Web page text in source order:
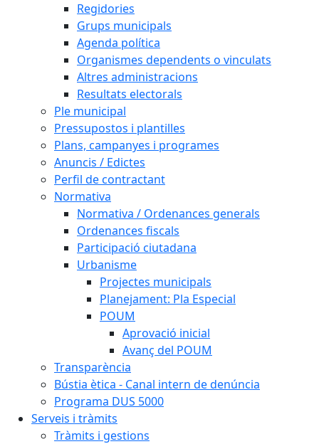
Regidories
Grups municipals
Agenda política
Organismes dependents o vinculats
Altres administracions
Resultats electorals
Ple municipal
Pressupostos i plantilles
Plans, campanyes i programes
Anuncis / Edictes
Perfil de contractant
Normativa
Normativa / Ordenances generals
Ordenances fiscals
Participació ciutadana
Urbanisme
Projectes municipals
Planejament: Pla Especial
POUM
Aprovació inicial
Avanç del POUM
Transparència
Bústia ètica - Canal intern de denúncia
Programa DUS 5000
Serveis i tràmits
Tràmits i gestions